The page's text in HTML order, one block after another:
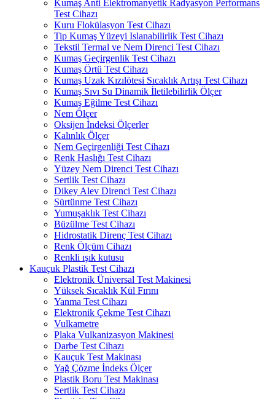
Kumaş Anti Elektromanyetik Radyasyon Performans
Test Cihazı
Kuru Flokülasyon Test Cihazı
Tip Kumaş Yüzeyi Islanabilirlik Test Cihazı
Tekstil Termal ve Nem Direnci Test Cihazı
Kumaş Geçirgenlik Test Cihazı
Kumaş Örtü Test Cihazı
Kumaş Uzak Kızılötesi Sıcaklık Artışı Test Cihazı
Kumaş Sıvı Su Dinamik İletilebilirlik Ölçer
Kumaş Eğilme Test Cihazı
Nem Ölçer
Oksijen İndeksi Ölçerler
Kalınlık Ölçer
Nem Geçirgenliği Test Cihazı
Renk Haslığı Test Cihazı
Yüzey Nem Direnci Test Cihazı
Sertlik Test Cihazı
Dikey Alev Direnci Test Cihazı
Sürtünme Test Cihazı
Yumuşaklık Test Cihazı
Büzülme Test Cihazı
Hidrostatik Direnç Test Cihazı
Renk Ölçüm Cihazı
Renkli ışık kutusu
Kauçuk Plastik Test Cihazı
Elektronik Üniversal Test Makinesi
Yüksek Sıcaklık Kül Fırını
Yanma Test Cihazı
Elektronik Çekme Test Cihazı
Vulkametre
Plaka Vulkanizasyon Makinesi
Darbe Test Cihazı
Kauçuk Test Makinası
Yağ Çözme İndeks Ölçer
Plastik Boru Test Makinası
Sertlik Test Cihazı